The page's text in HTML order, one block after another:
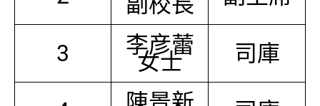
3 李彦蕾
女士 司庫